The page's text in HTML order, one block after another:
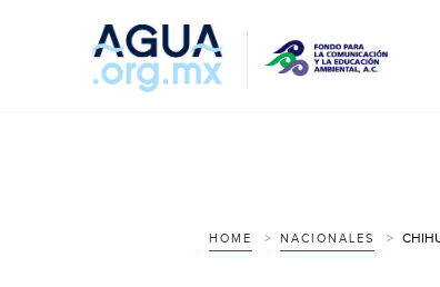
HOME NACIONALES